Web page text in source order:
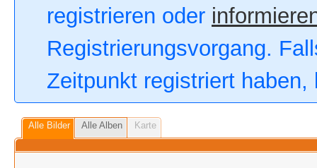
registrieren oder
Registrierungsvorgang.
Zeitpunkt registriert
Alle Bilder Alle Alben Karte